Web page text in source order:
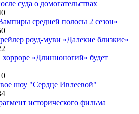
суда о домогательствах
средней полосы 2 сезон»
роуд-муви «Далекие близкие»
«Длинноногий» будет
шоу "Сердце Ивлеевой"
исторического фильма